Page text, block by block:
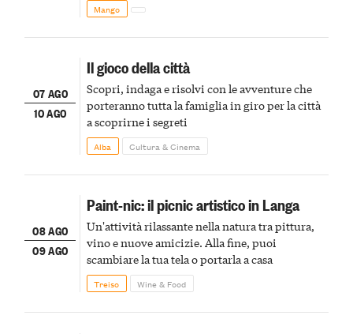
Mango
07 AGO
10 AGO
Il gioco della città
Scopri, indaga e risolvi con le avventure che
porteranno tutta la famiglia in giro per la città
a scoprirne i segreti
Alba Cultura & Cinema
08 AGO
09 AGO
Paint-nic: il picnic artistico in Langa
Un'attività rilassante nella natura tra pittura,
vino e nuove amicizie. Alla fine, puoi
scambiare la tua tela o portarla a casa
Treiso Wine & Food